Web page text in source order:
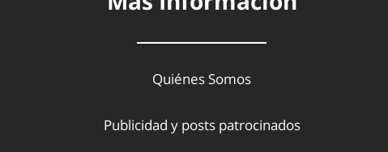
Quiénes Somos
Publicidad y posts patrocinados